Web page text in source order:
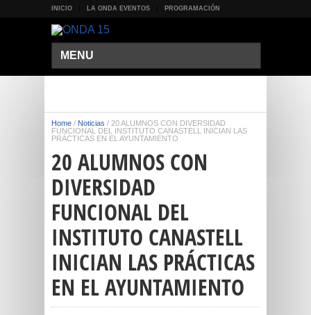
INICIO LA ONDA EVENTOS PROGRAMACIÓN
MENU
Home / Noticias / 20 ALUMNOS CON DIVERSIDAD
FUNCIONAL DEL INSTITUTO CANASTELL INICIAN LAS
PRÁCTICAS EN EL AYUNTAMIENTO
20 ALUMNOS CON
DIVERSIDAD
FUNCIONAL DEL
INSTITUTO CANASTELL
INICIAN LAS PRÁCTICAS
EN EL AYUNTAMIENTO